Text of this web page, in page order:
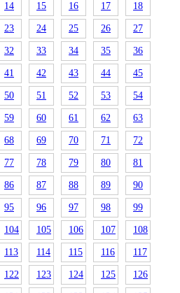
14 15 16 17 18
23 24 25 26 27
32 33 34 35 36
41 42 43 44 45
50 51 52 53 54
59 60 61 62 63
68 69 70 71 72
77 78 79 80 81
86 87 88 89 90
95 96 97 98 99
104 105 106 107 108
113 114 115 116 117
122 123 124 125 126